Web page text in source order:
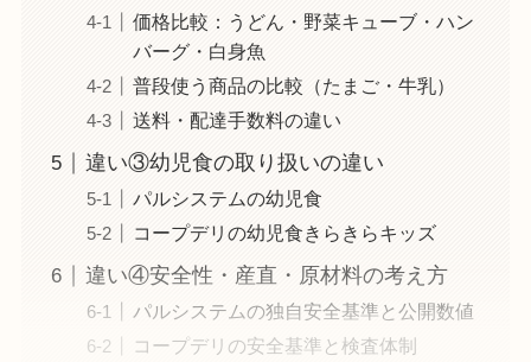
価格比較：うどん・野菜キューブ・ハン
バーグ・白身魚
普段使う商品の比較（たまご・牛乳）
送料・配達手数料の違い
違い③幼児食の取り扱いの違い
パルシステムの幼児食
コープデリの幼児食きらきらキッズ
違い④安全性・産直・原材料の考え方
パルシステムの独自安全基準と公開数値
コープデリの安全基準と検査体制